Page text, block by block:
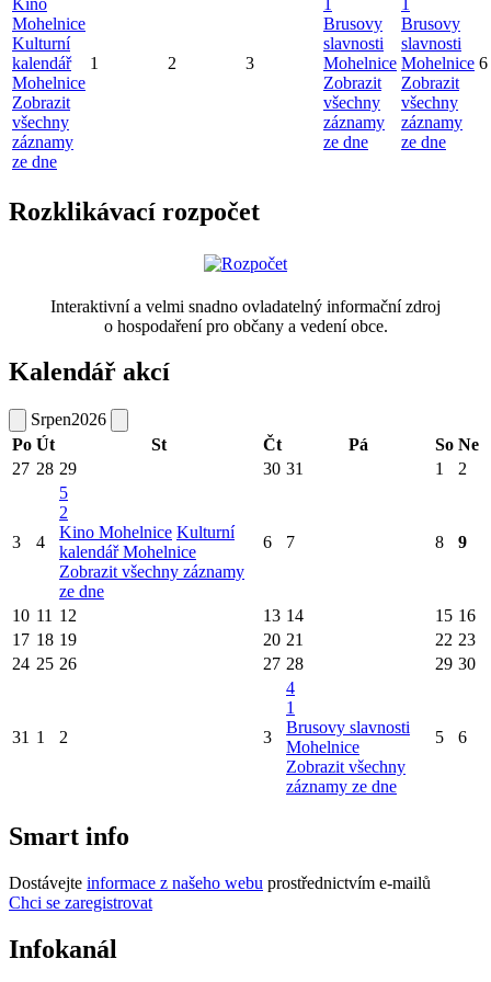
Mohelnice
Kulturní
kalendář
Mohelnice
Zobrazit
všechny
záznamy
ze dne
1 2 3
Brusovy
slavnosti
Mohelnice
Zobrazit
všechny
záznamy
ze dne
Brusovy
slavnosti
Mohelnice
Zobrazit
všechny
záznamy
ze dne
6
Rozklikávací rozpočet
Interaktivní a velmi snadno ovladatelný informační zdroj
o hospodaření pro občany a vedení obce.
Kalendář akcí
Srpen2026
Po Út St Čt Pá So Ne
27 28 29 30 31 1 2
3 4
5
2
Kino Mohelnice Kulturní
kalendář Mohelnice
Zobrazit všechny záznamy
ze dne
6 7 8 9
10 11 12 13 14 15 16
17 18 19 20 21 22 23
24 25 26 27 28 29 30
31 1 2 3
4
1
Brusovy slavnosti
Mohelnice
Zobrazit všechny
záznamy ze dne
5 6
Smart info
Dostávejte informace z našeho webu prostřednictvím e-mailů
Chci se zaregistrovat
Infokanál